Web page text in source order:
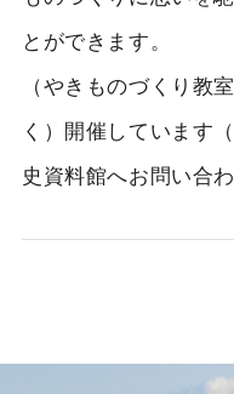
とができます。
（やきものづくり教
く）開催しています
史資料館へお問い合